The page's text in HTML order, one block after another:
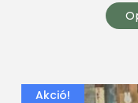
Akció!